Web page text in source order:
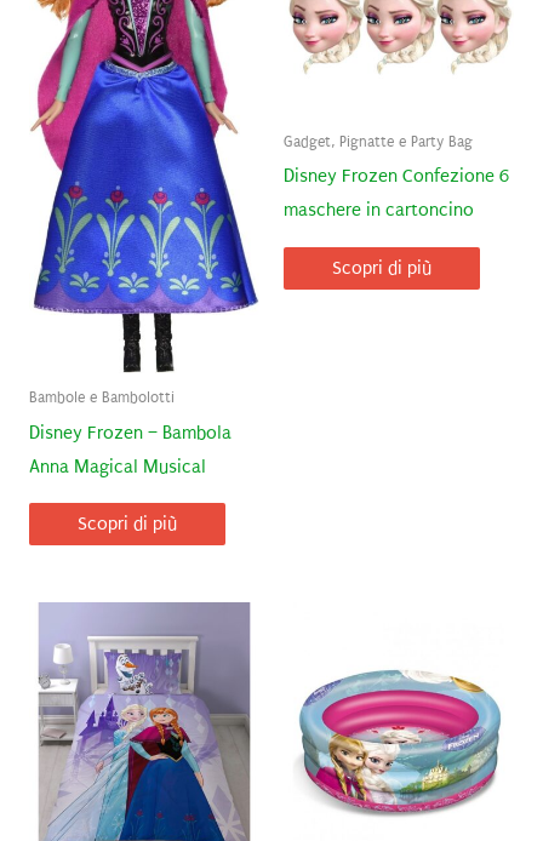
Bambole e Bambolotti
Disney Frozen – Bambola
Anna Magical Musical
Scopri di più
Gadget, Pignatte e Party Bag
Disney Frozen Confezione 6
maschere in cartoncino
Scopri di più